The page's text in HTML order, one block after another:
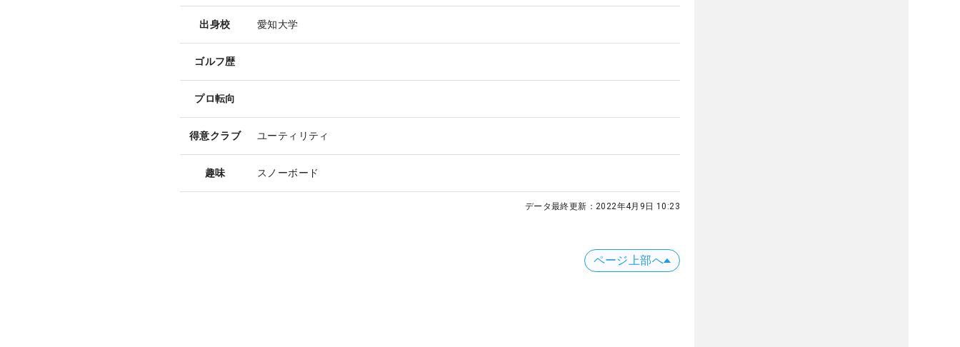
出身校 愛知大学
ゴルフ歴
プロ転向
得意クラブ ユーティリティ
趣味 スノーボード
データ最終更新： 2022年4月9日 10:23
ページ上部へ